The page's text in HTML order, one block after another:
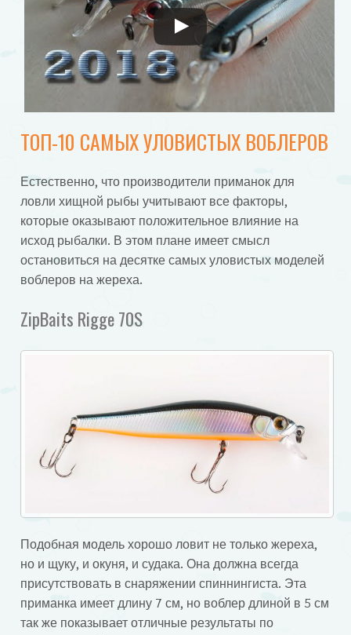
ТОП-10 САМЫХ УЛОВИСТЫХ ВОБЛЕРОВ
Естественно, что производители приманок для
ловли хищной рыбы учитывают все факторы,
которые оказывают положительное влияние на
исход рыбалки. В этом плане имеет смысл
остановиться на десятке самых уловистых моделей
воблеров на жереха.
ZipBaits Rigge 70S
Подобная модель хорошо ловит не только жереха,
но и щуку, и окуня, и судака. Она должна всегда
присутствовать в снаряжении спиннингиста. Эта
приманка имеет длину 7 см, но воблер длиной в 5 см
так же показывает отличные результаты по